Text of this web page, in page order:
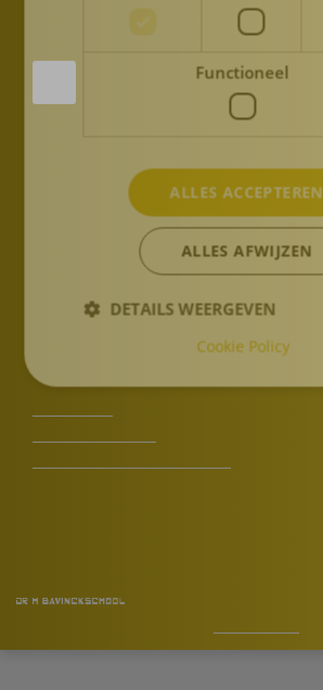
Recensies ouders
Functioneel
ALLES ACCEPTEREN
ALLES AFWIJZEN
DETAILS WEERGEVEN
Cookie Policy